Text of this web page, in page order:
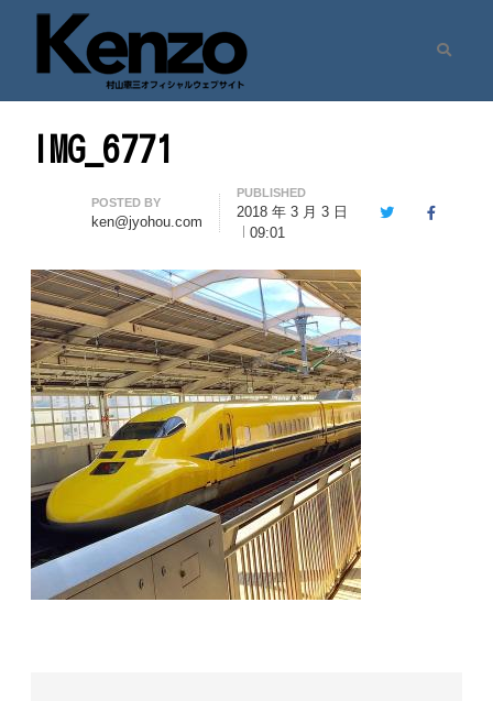
七転八起 – 村山憲三 Official Site
村山憲三ウェブサイト
IMG_6771
Author
POSTED BY
ken@jyohou.com
PUBLISHED
2018 年 3 月 3 日
09:01
TwitterFacebook